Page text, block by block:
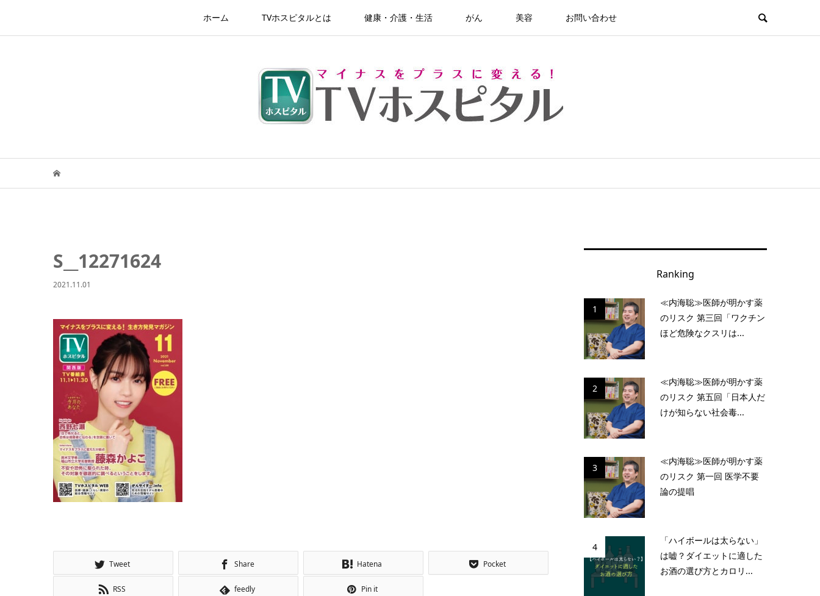
ホーム TVホスピタルとは 健康・介護・生活 がん 美容 お問い合わせ
S__12271624
2021.11.01
Tweet Share Hatena Pocket
RSS feedly Pin it
Ranking
1
≪内海聡≫医師が明かす薬
のリスク 第三回「ワクチン
ほど危険なクスリは...
2
≪内海聡≫医師が明かす薬
のリスク 第五回「日本人だ
けが知らない社会毒...
3
≪内海聡≫医師が明かす薬
のリスク 第一回 医学不要
論の提唱
4
「ハイボールは太らない」
は嘘？ダイエットに適した
お酒の選び方とカロリ...